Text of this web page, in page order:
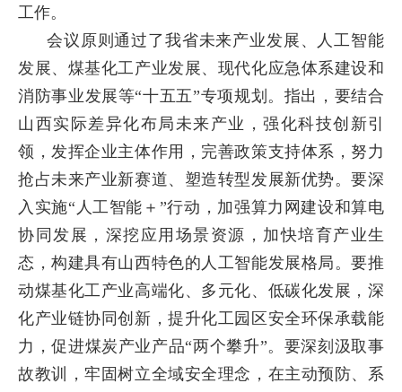
工作。
会议原则通过了我省未来产业发展、人工智能
发展、煤基化工产业发展、现代化应急体系建设和
消防事业发展等“十五五”专项规划。指出，要结合
山西实际差异化布局未来产业，强化科技创新引
领，发挥企业主体作用，完善政策支持体系，努力
抢占未来产业新赛道、塑造转型发展新优势。要深
入实施“人工智能＋”行动，加强算力网建设和算电
协同发展，深挖应用场景资源，加快培育产业生
态，构建具有山西特色的人工智能发展格局。要推
动煤基化工产业高端化、多元化、低碳化发展，深
化产业链协同创新，提升化工园区安全环保承载能
力，促进煤炭产业产品“两个攀升”。要深刻汲取事
故教训，牢固树立全域安全理念，在主动预防、系